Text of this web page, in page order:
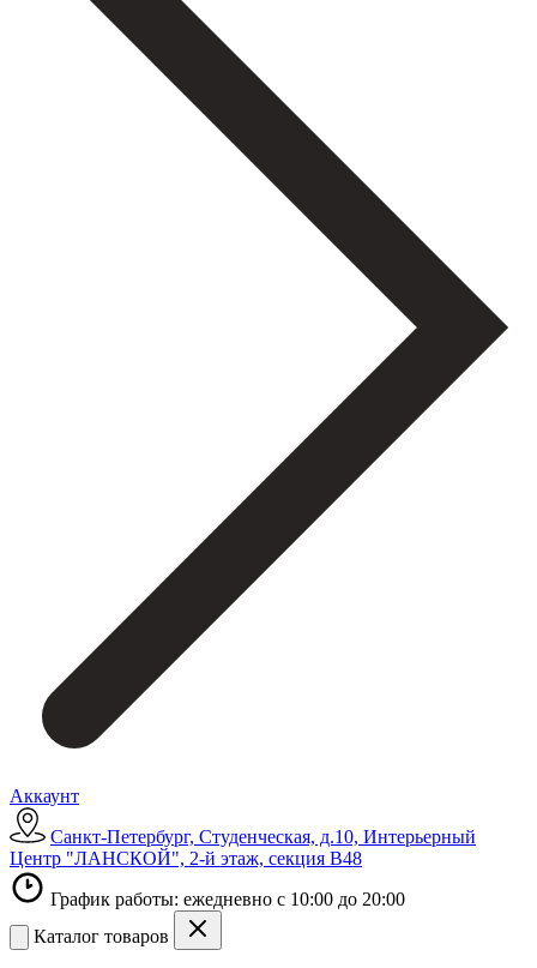
Аккаунт
Санкт-Петербург, Студенческая, д.10, Интерьерный
Центр "ЛАНСКОЙ", 2-й этаж, секция В48
График работы: ежедневно с 10:00 до 20:00
Каталог товаров